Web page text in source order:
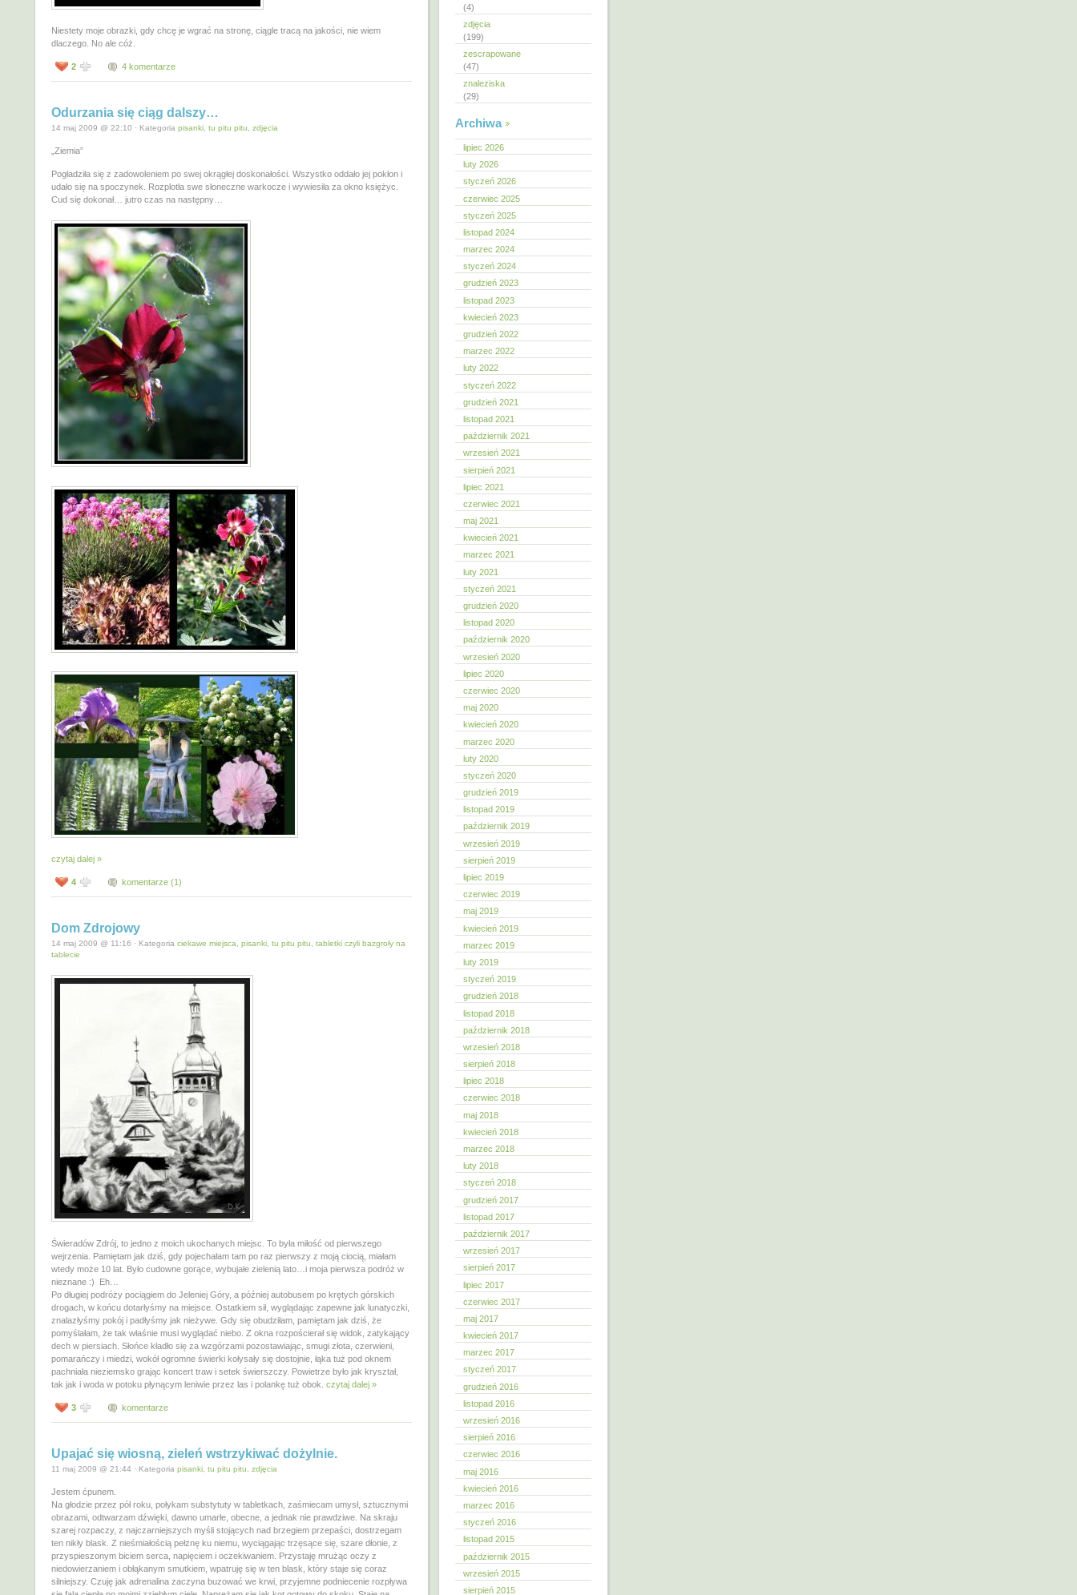
Niestety moje obrazki, gdy chcę je wgrać na stronę, ciągle tracą na jakości, nie wiem
dlaczego. No ale cóż.
2 4 komentarze
Odurzania się ciąg dalszy…
14 maj 2009 @ 22:10 · Kategoria pisanki, tu pitu pitu zdjęcia
„Ziemia”
Pogładziła się z zadowoleniem po swej okrągłej doskonałości. Wszystko oddało jej pokłon i
udało się na spoczynek. Rozplotła swe słoneczne warkocze i wywiesiła za okno księżyc.
Cud się dokonał… jutro czas na następny…
czytaj dalej »
4 komentarze (1)
Dom Zdrojowy
14 maj 2009 @ 11:16 · Kategoria ciekawe miejsca pisanki, tu pitu pitu
tabletki czyli bazgroły na
tablecie
Świeradów Zdrój, to jedno z moich ukochanych miejsc. To była miłość od pierwszego
wejrzenia. Pamiętam jak dziś, gdy pojechałam tam po raz pierwszy z moją ciocią, miałam
wtedy może 10 lat. Było cudowne gorące, wybujałe zielenią lato…i moja pierwsza podróż w
nieznane :) Eh…
Po długiej podróży pociągiem do Jeleniej Góry, a później autobusem po krętych górskich
drogach, w końcu dotarłyśmy na miejsce. Ostatkiem sił, wyglądając zapewne jak lunatyczki,
znalazłyśmy pokój i padłyśmy jak nieżywe. Gdy się obudziłam, pamiętam jak dziś, że
pomyślałam, że tak właśnie musi wyglądać niebo. Z okna rozpościerał się widok, zatykający
dech w piersiach. Słońce kładło się za wzgórzami pozostawiając, smugi złota, czerwieni,
pomarańczy i miedzi, wokół ogromne świerki kołysały się dostojnie, łąka tuż pod oknem
pachniała nieziemsko grając koncert traw i setek świerszczy. Powietrze było jak kryształ,
tak jak i woda w potoku płynącym leniwie przez las i polankę tuż obok. czytaj dalej »
3 komentarze
Upajać się wiosną, zieleń wstrzykiwać dożylnie.
11 maj 2009 @ 21:44 · Kategoria pisanki, tu pitu pitu zdjęcia
Jestem ćpunem.
Na głodzie przez pół roku, połykam substytuty w tabletkach, zaśmiecam umysł, sztucznymi
obrazami, odtwarzam dźwięki, dawno umarłe, obecne, a jednak nie prawdziwe. Na skraju
szarej rozpaczy, z najczarniejszych myśli stojących nad brzegiem przepaści, dostrzegam
ten nikły blask. Z nieśmiałością pełznę ku niemu, wyciągając trzęsące się, szare dłonie, z
przyspieszonym biciem serca, napięciem i oczekiwaniem. Przystaję mrużąc oczy z
niedowierzaniem i obłąkanym smutkiem, wpatruję się w ten blask, który staje się coraz
silniejszy. Czuję jak adrenalina zaczyna buzować we krwi, przyjemne podniecenie rozpływa
(4)
zdjęcia
(199)
zescrapowane
(47)
znaleziska
(29)
Archiwa
lipiec 2026
luty 2026
styczeń 2026
czerwiec 2025
styczeń 2025
listopad 2024
marzec 2024
styczeń 2024
grudzień 2023
listopad 2023
kwiecień 2023
grudzień 2022
marzec 2022
luty 2022
styczeń 2022
grudzień 2021
listopad 2021
październik 2021
wrzesień 2021
sierpień 2021
lipiec 2021
czerwiec 2021
maj 2021
kwiecień 2021
marzec 2021
luty 2021
styczeń 2021
grudzień 2020
listopad 2020
październik 2020
wrzesień 2020
lipiec 2020
czerwiec 2020
maj 2020
kwiecień 2020
marzec 2020
luty 2020
styczeń 2020
grudzień 2019
listopad 2019
październik 2019
wrzesień 2019
sierpień 2019
lipiec 2019
czerwiec 2019
maj 2019
kwiecień 2019
marzec 2019
luty 2019
styczeń 2019
grudzień 2018
listopad 2018
październik 2018
wrzesień 2018
sierpień 2018
lipiec 2018
czerwiec 2018
maj 2018
kwiecień 2018
marzec 2018
luty 2018
styczeń 2018
grudzień 2017
listopad 2017
październik 2017
wrzesień 2017
sierpień 2017
lipiec 2017
czerwiec 2017
maj 2017
kwiecień 2017
marzec 2017
styczeń 2017
grudzień 2016
listopad 2016
wrzesień 2016
sierpień 2016
czerwiec 2016
maj 2016
kwiecień 2016
marzec 2016
styczeń 2016
listopad 2015
październik 2015
wrzesień 2015
sierpień 2015